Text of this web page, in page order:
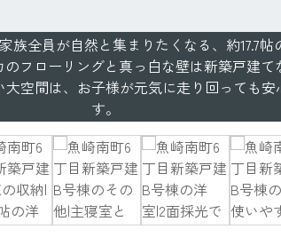
家族全員が自然と集まりたくなる、約17.7帖
のフローリングと真っ白な壁は新築戸建て
空間は、お子様が元気に走り回っても安
す。